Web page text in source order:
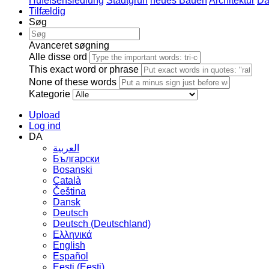
Tilfældig
Søg
Avanceret søgning
Alle disse ord
This exact word or phrase
None of these words
Kategorie
Upload
Log ind
DA
العربية
Български
Bosanski
Сatalà
Čeština
Dansk
Deutsch
Deutsch (Deutschland)
Ελληνικά
English
Español
Eesti (Eesti)